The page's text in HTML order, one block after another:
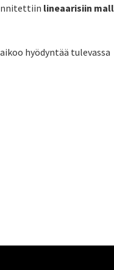
lineaarisiin
hyödyntää tulevassa